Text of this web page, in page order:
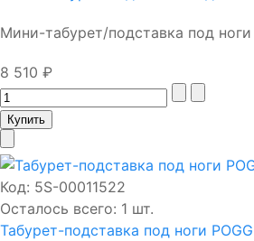
Мини-табурет/подставка под ноги
8 510 ₽
Код: 5S-00011522
Осталось всего: 1 шт.
Табурет-подставка под ноги